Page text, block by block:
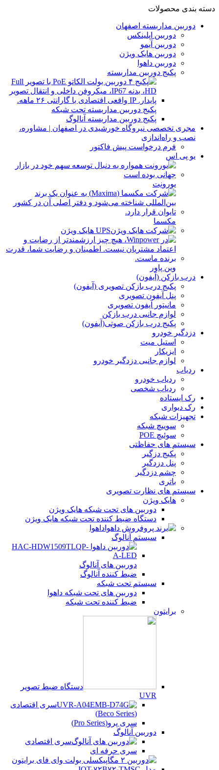
دسته بندی محصولات
دوربین مداربسته اصفهان
دوربین اپلینکس
دوربین آیمو
دوربین هایک ویژن
دوربین داهوا
پکیج دوربین مداربسته
پکیج دوربین مداربسته تحت شبکه
پکیج دوربین مداربسته آنالوگ
مجری تخصصی نیروگاه خورشیدی در اصفهان | مشاوره،
نصب و راه‌اندازی
فرم درخواست پیش فاکتور
یو پی اس
یورونِت
مکسما
UPS هایک ویژن
وین پاور
درب بازکن (آیفون)
پکیج درب بازکن تصویری (آیفون)
پنل آیفون تصویری
مانیتور آیفون تصویری
لوازم جانبی درب بازکن
پکیج درب بازکن صوتی(آیفون)
دزدگیر خودرو
استیل میت
ایزیکار
لوازم جانبی دزدگیر خودرو
ردیاب
ردیاب خودرو
ردیاب شخصی
رک ایستاده
رک دیواری
تجهیزات شبکه
سوییچ شبکه
سوئیچ POE
سیستم های حفاظتی
پکیج دزگیر
پنل دزدگیر
چشم دزدگیر
باتری
سیستم های نظارت تصویری
هایک ویژن
دوربین های تحت شبکه هایک ویژن
دستگاه ضبط کننده تحت شبکه هایک ویژن
داهوا
سیستم آنالوگ
دوربین های آنالوگ
ضبط کننده آنالوگ
سیستم تحت شبکه
دوربین های تحت شبکه داهوا
ضبط کننده تحت شبکه
برایتون
دستگاه ضبط تصویر
UVR
سری اقتصادی
(Beco Series)
سری پرو(Pro Series)
دوربین آنالوگ
سری اقتصادی
سری حرفه ای